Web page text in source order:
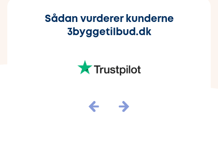
Sådan vurderer kunderne
3byggetilbud.dk